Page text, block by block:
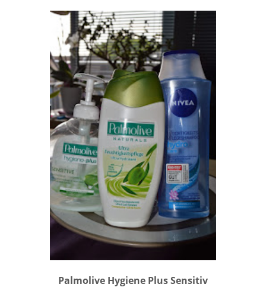
Palmolive Hygiene Plus Sensitiv